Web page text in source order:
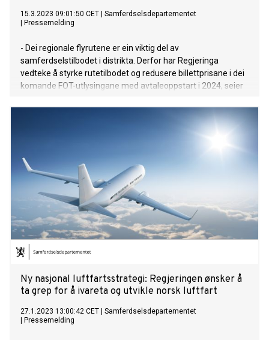
15.3.2023 09:01:50 CET
Samferdselsdepartementet
Pressemelding
- Dei regionale flyrutene er ein viktig del av
samferdselstilbodet i distrikta. Derfor har Regjeringa
vedteke å styrke rutetilbodet og redusere billettprisane i dei
komande FOT-utlysingane med avtaleoppstart i 2024, seier
Ny nasjonal luftfartsstrategi: Regjeringen ønsker å
ta grep for å ivareta og utvikle norsk luftfart
27.1.2023 13:00:42 CET
Samferdselsdepartementet
Pressemelding